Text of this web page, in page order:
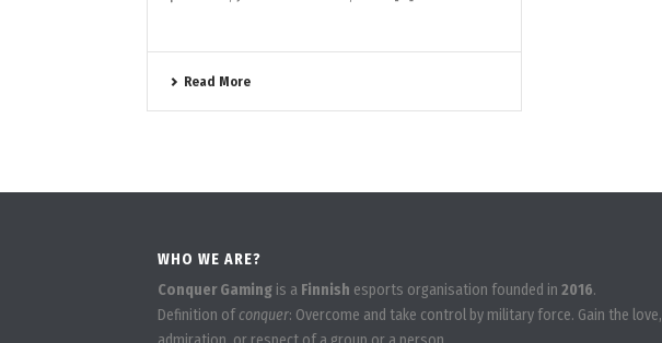
Read More
WHO WE ARE?
Conquer Gaming is a Finnish esports organisation founded in 2016.
Definition of conquer: Overcome and take control by military force. Gain the love,